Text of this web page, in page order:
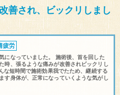
善され、ビックリしまし
疲労
になっていました。 施術後、首を回した
時、張るような痛みが改善されビックリし
な短時間で施術効果我でたため、継続する
す身体が、正常になっていくような気がし